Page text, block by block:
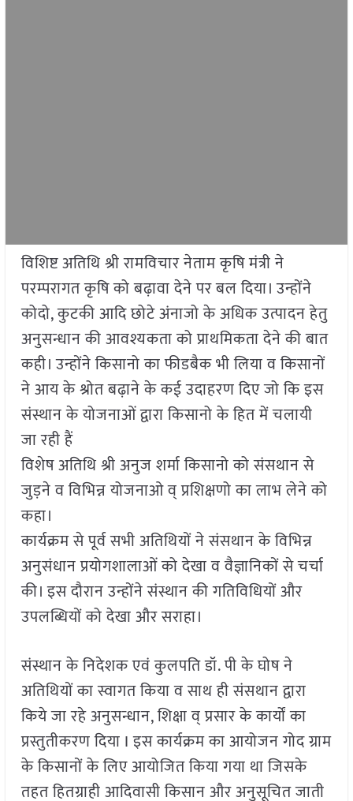
विशिष्ट अतिथि श्री रामविचार नेताम कृषि मंत्री ने
परम्परागत कृषि को बढ़ावा देने पर बल दिया। उन्होंने
कोदो, कुटकी आदि छोटे अंनाजो के अधिक उत्पादन हेतु
अनुसन्धान की आवश्यकता को प्राथमिकता देने की बात
कही। उन्होंने किसानो का फीडबैक भी लिया व किसानों
ने आय के श्रोत बढ़ाने के कई उदाहरण दिए जो कि इस
संस्थान के योजनाओं द्वारा किसानो के हित में चलायी
जा रही हैं
विशेष अतिथि श्री अनुज शर्मा किसानो को संसथान से
जुड़ने व विभिन्न योजनाओ व् प्रशिक्षणो का लाभ लेने को
कहा।
कार्यक्रम से पूर्व सभी अतिथियों ने संसथान के विभिन्न
अनुसंधान प्रयोगशालाओं को देखा व वैज्ञानिकों से चर्चा
की। इस दौरान उन्होंने संस्थान की गतिविधियों और
उपलब्धियों को देखा और सराहा।
संस्थान के निदेशक एवं कुलपति डॉ. पी के घोष ने
अतिथियों का स्वागत किया व साथ ही संसथान द्वारा
किये जा रहे अनुसन्धान, शिक्षा व् प्रसार के कार्यों का
प्रस्तुतीकरण दिया I इस कार्यक्रम का आयोजन गोद ग्राम
के किसानों के लिए आयोजित किया गया था जिसके
तहत हितग्राही आदिवासी किसान और अनुसूचित जाती